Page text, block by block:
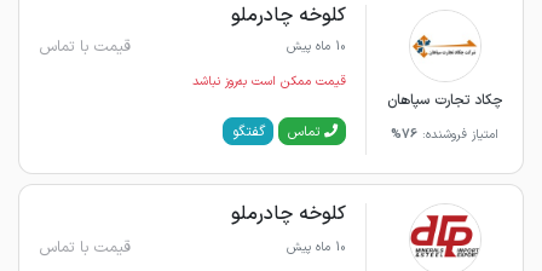
چکاد تجارت سپاهان
امتیاز فروشنده: 76%
کلوخه چادرملو
10 ماه پیش قیمت با تماس
قیمت ممکن است به‌روز نباشد
تماس گفتگو
کلوخه چادرملو
10 ماه پیش قیمت با تماس